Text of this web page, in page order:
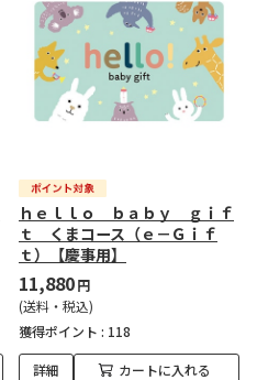
ｈｅｌｌｏ ｂａｂｙ ｇｉｆ
ｔ くまコース（ｅ－Ｇｉｆ
ｔ）【慶事用】
11,880円
(送料・税込)
獲得ポイント : 118
詳細 カートに入れる